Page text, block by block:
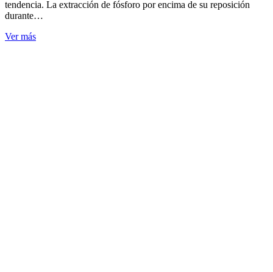
tendencia. La extracción de fósforo por encima de su reposición
durante…
Ver más